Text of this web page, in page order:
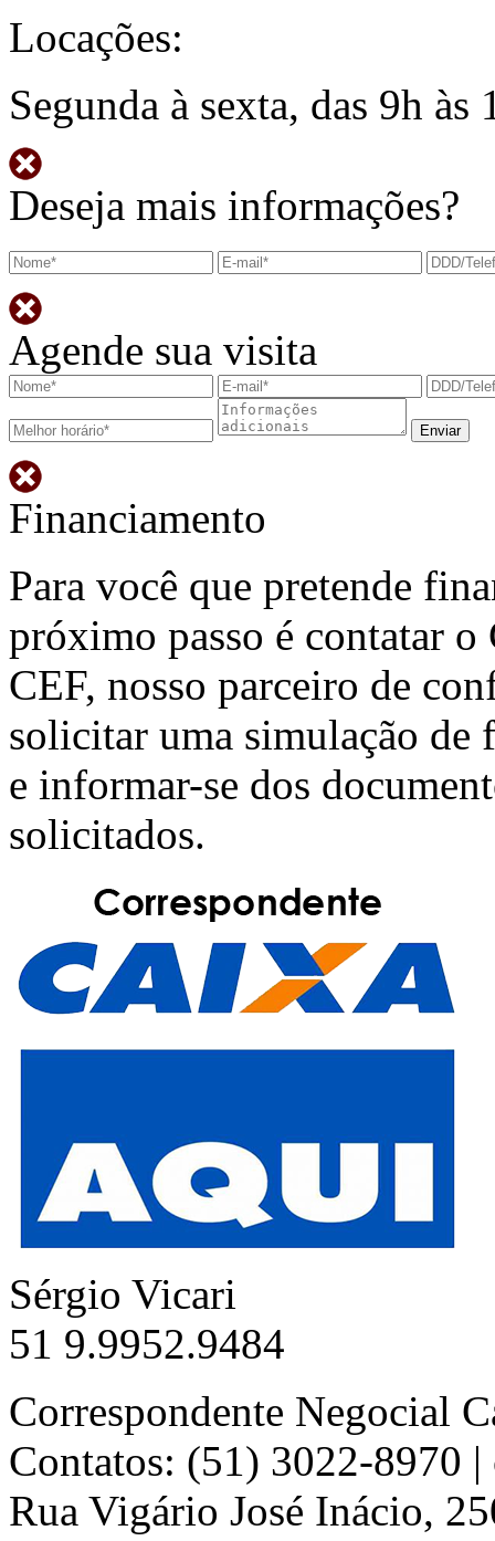
Locações:
Segunda à sexta, das 9h
Deseja mais informações?
Agende sua visita
Financiamento
Para você que pretende
próximo passo é contatar o
CEF, nosso parceiro de
solicitar uma simulação de
e informar-se dos
solicitados.
Sérgio Vicari
51 9.9952.9484
Correspondente Negocial
Contatos: (51) 3022-8970
Rua Vigário José Inácio,